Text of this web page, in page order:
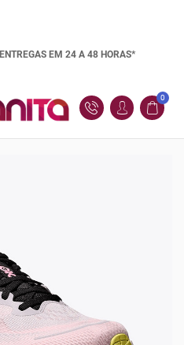
ENTREGAS EM 24 A 48 HORAS*
0